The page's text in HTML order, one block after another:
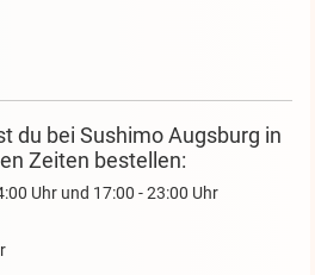
du bei Sushimo Augsburg in
Zeiten bestellen:
Uhr und 17:00 - 23:00 Uhr